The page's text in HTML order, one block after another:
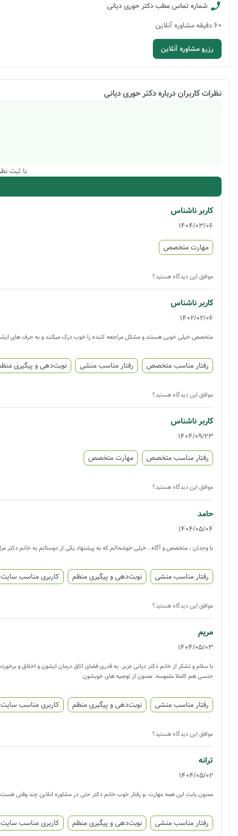
شماره تماس مطبدکتر حوری دیانی
60 دقیقهمشاوره آنلاین
رزرو مشاوره آنلاین
نظرات کاربران دربارهدکتر حوری دیانی
با ثبت
کاربر ناشناس
1404/03/06
مهارت متخصص
موافق این دیدگاه هستید؟
کاربر ناشناس
1402/02/06
متخصص خیلی خوبی هستند و مشکل مراجعه کننده را خوب درک میکنند و به حرف های
رفتار مناسب متخصص رفتار مناسب منشی نوبت‌دهی و پیگیری
موافق این دیدگاه هستید؟
کاربر ناشناس
1404/09/23
رفتار مناسب متخصص
مهارت متخصص
موافق این دیدگاه هستید؟
حامد
1404/05/04
با وجدان ، متخصص و آگاه . خیلی خوشحالم که به پیشنهاد یکی از دوستانم به خانم دکتر
رفتار مناسب منشی نوبت‌دهی و پیگیری منظم کاربری مناسب سایت
موافق این دیدگاه هستید؟
مریم
1404/05/03
با سلام و تشکر از خانم دکتر دیانی عزیز. به قدری فضای اتاق درمان ایشون و اخلاق و
جنسی هم کاملا ملموسه. ممنون از توصیه های خوبشون
رفتار مناسب منشی نوبت‌دهی و پیگیری منظم کاربری مناسب سایت
موافق این دیدگاه هستید؟
ترانه
1404/05/02
ممنون بابت این همه مهارت ،و رفتار خوب خانم دکتر حتی در مشاوره انلاین چند وقتی
رفتار مناسب منشی نوبت‌دهی و پیگیری منظم کاربری مناسب سایت